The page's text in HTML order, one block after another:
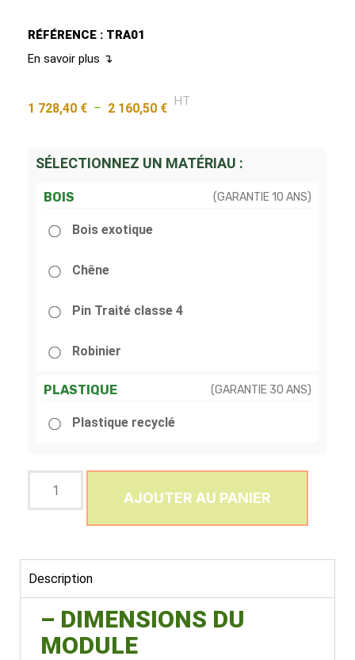
RÉFÉRENCE : TRA01
En savoir plus ↴
1 728,40 € – 2 160,50 € HT
SÉLECTIONNEZ UN MATÉRIAU :
BOIS (GARANTIE 10 ANS)
Bois exotique
Chêne
Pin Traité classe 4
Robinier
PLASTIQUE (GARANTIE 30 ANS)
Plastique recyclé
AJOUTER AU PANIER
Description
– DIMENSIONS DU
MODULE